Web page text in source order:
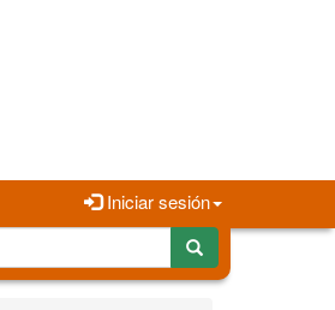
Iniciar sesión